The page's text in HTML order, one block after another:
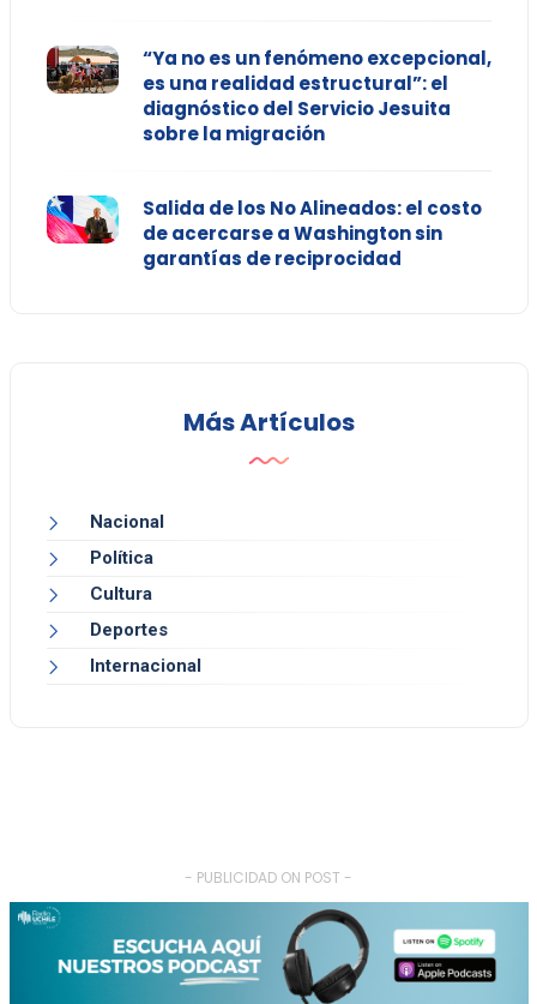
“Ya no es un fenómeno excepcional,
es una realidad estructural”: el
diagnóstico del Servicio Jesuita
sobre la migración
Salida de los No Alineados: el costo
de acercarse a Washington sin
garantías de reciprocidad
Más Artículos
Nacional
Política
Cultura
Deportes
Internacional
- PUBLICIDAD ON POST -